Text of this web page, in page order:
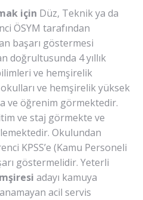
için Düz, Teknik ya da
ÖSYM tarafından
başarı göstermesi
doğrultusunda 4 yıllık
ve hemşirelik
ve hemşirelik yüksek
ve öğrenim görmektedir.
ve staj görmekte ve
Okulundan
KPSS’e (Kamu Personeli
göstermelidir. Yeterli
adayı kamuya
acil servis